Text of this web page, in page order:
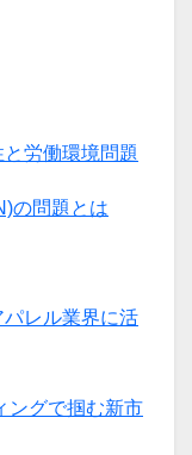
労働環境問題
の問題とは
パレル業界に活
ングで掴む新市